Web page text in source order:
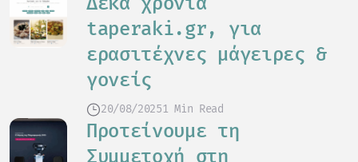
taperaki.gr, για
ερασιτέχνες μάγειρες &
γονείς
20/08/20251 Min Read
Προτείνουμε τη
Συμμετοχή στη